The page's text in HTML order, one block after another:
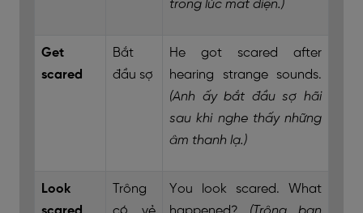
trong lúc mất điện.)
Get
scared
Bắt
đầu sợ
He got scared after
hearing strange sounds.
(Anh ấy bắt đầu sợ hãi
sau khi nghe thấy những
âm thanh lạ.)
Look
Trông
You look scared. What